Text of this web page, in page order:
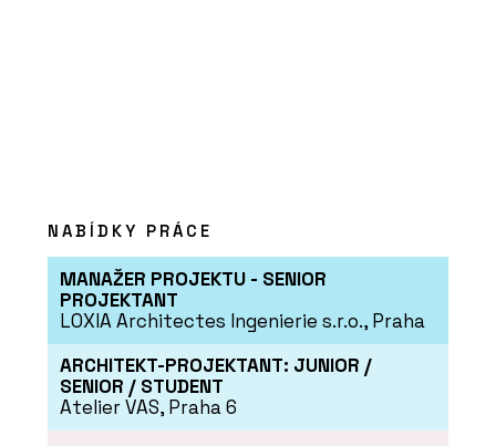
NABÍDKY PRÁCE
MANAŽER PROJEKTU - SENIOR
PROJEKTANT
LOXIA Architectes Ingenierie s.r.o., Praha
ARCHITEKT-PROJEKTANT: JUNIOR /
SENIOR / STUDENT
Atelier VAS, Praha 6